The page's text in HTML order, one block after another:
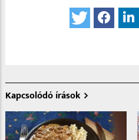
Kapcsolódó írások